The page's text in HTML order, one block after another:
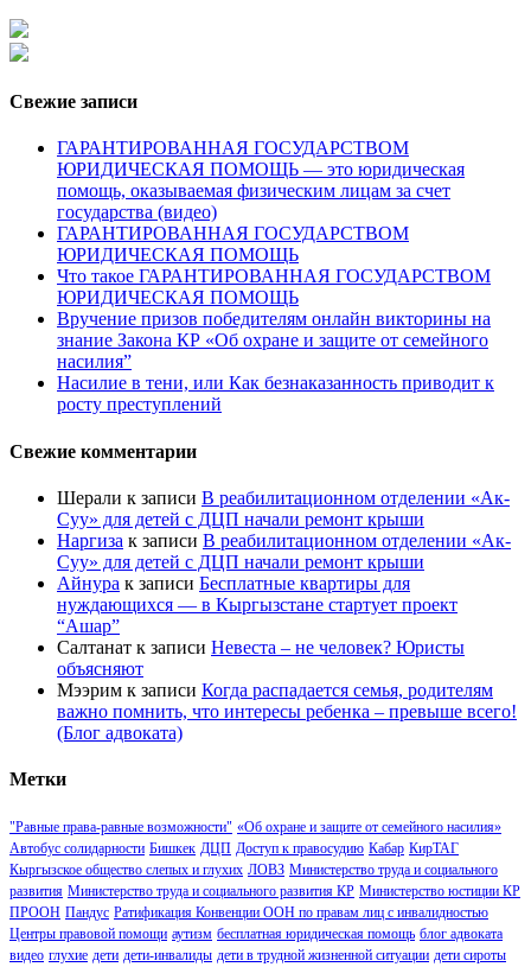
Свежие записи
ГАРАНТИРОВАННАЯ ГОСУДАРСТВОМ
ЮРИДИЧЕСКАЯ ПОМОЩЬ — это юридическая
помощь, оказываемая физическим лицам за счет
государства (видео)
ГАРАНТИРОВАННАЯ ГОСУДАРСТВОМ
ЮРИДИЧЕСКАЯ ПОМОЩЬ
Что такое ГАРАНТИРОВАННАЯ ГОСУДАРСТВОМ
ЮРИДИЧЕСКАЯ ПОМОЩЬ
Вручение призов победителям онлайн викторины на
знание Закона КР «Об охране и защите от семейного
насилия”
Насилие в тени, или Как безнаказанность приводит к
росту преступлений
Свежие комментарии
Шерали к записи В реабилитационном отделении «Ак-
Суу» для детей с ДЦП начали ремонт крыши
Наргиза к записи В реабилитационном отделении «Ак-
Суу» для детей с ДЦП начали ремонт крыши
Айнура к записи Бесплатные квартиры для
нуждающихся — в Кыргызстане стартует проект
“Ашар”
Салтанат к записи Невеста – не человек? Юристы
объясняют
Мээрим к записи Когда распадается семья, родителям
важно помнить, что интересы ребенка – превыше всего!
(Блог адвоката)
Метки
"Равные права-равные возможности" «Об охране и защите от семейного насилия»
Автобус солидарности Бишкек ДЦП Доступ к правосудию Кабар КирТАГ
Кыргызское общество слепых и глухих ЛОВЗ Министерство труда и социального
развития Министерство труда и социального развития КР Министерство юстиции КР
ПРООН Пандус Ратификация Конвенции ООН по правам лиц с инвалидностью
Центры правовой помощи аутизм бесплатная юридическая помощь блог адвоката
видео глухие дети дети-инвалиды дети в трудной жизненной ситуации дети сироты